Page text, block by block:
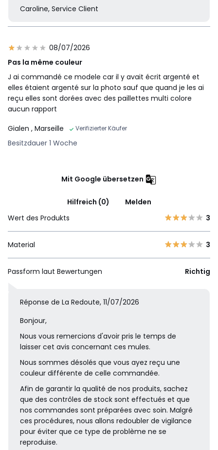
Caroline, Service Client
08/07/2026
Pas la même couleur
J ai commandé ce modele car il y avait écrit argenté et
elles étaient argenté sur la photo sauf que quand je les ai
reçu elles sont dorées avec des paillettes multi colore
aucun rapport
Gialen , Marseille Verifizierter Käufer
Besitzdauer 1 Woche
Mit Google übersetzen
Hilfreich (0)
Melden
Wert des Produkts
3
Material 3
Passform laut Bewertungen Richtig
Réponse de La Redoute, 11/07/2026
Bonjour,
Nous vous remercions d'avoir pris le temps de
laisser cet avis concernant ces mules.
Nous sommes désolés que vous ayez reçu une
couleur différente de celle commandée.
Afin de garantir la qualité de nos produits, sachez
que des contrôles de stock sont effectués et que
nos commandes sont préparées avec soin. Malgré
ces procédures, nous allons redoubler de vigilance
pour éviter que ce type de problème ne se
reproduise.